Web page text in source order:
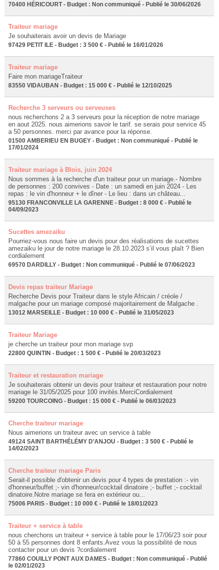
70400 HÉRICOURT - Budget : Non communiqué - Publié le 30/06/2026
Traiteur mariage
Je souhaiterais avoir un devis de Mariage
97429 PETIT ILE - Budget : 3 500 € - Publié le 16/01/2026
Traiteur mariage
Faire mon mariageTraiteur
83550 VIDAUBAN - Budget : 15 000 € - Publié le 12/10/2025
Recherche 3 serveurs ou serveuses
nous recherchons 2 a 3 serveurs pour la réception de notre mariage
en aout 2025. nous aimerions savoir le tarif. se serais pour service 45
a 50 personnes. merci par avance pour la réponse.
01500 AMBERIEU EN BUGEY - Budget : Non communiqué - Publié le
17/01/2024
Traiteur mariage à Blois, juin 2024
Nous sommes à la recherche d'un traiteur pour un mariage.- Nombre
de personnes : 200 convives - Date : un samedi en juin 2024 - Les
repas : le vin d'honneur + le dîner - Le lieu : dans un château...
95130 FRANCONVILLE LA GARENNE - Budget : 8 000 € - Publié le
04/09/2023
Sucettes amezaiku
Pourriez-vous nous faire un devis pour des réalisations de sucettes
amezaiku le jour de notre mariage le 28.10.2023 s’il vous plaît ? Bien
cordialement
69570 DARDILLY - Budget : Non communiqué - Publié le 07/06/2023
Devis repas traiteur Mariage
Recherche Devis pour Traiteur dans le style Africain / créole /
malgache pour un mariage composé majoritairement de Malgache .
13012 MARSEILLE - Budget : 10 000 € - Publié le 31/05/2023
Traiteur Mariage
je cherche un traiteur pour mon mariage svp
22800 QUINTIN - Budget : 1 500 € - Publié le 20/03/2023
Traiteur et restauration mariage
Je souhaiterais obtenir un devis pour traiteur et restauration pour notre
mariage le 31/05/2025 pour 100 invités.MerciCordialement
59200 TOURCOING - Budget : 15 000 € - Publié le 06/03/2023
Cherche traiteur mariage
Nous aimerions un traiteur avec un service à table
49124 SAINT BARTHÉLÉMY D’ANJOU - Budget : 3 500 € - Publié le
14/02/2023
Cherche traiteur mariage Paris
Serait-il possible d'obtenir un devis pour 4 types de prestation :- vin
d'honneur/buffet ;- vin d'honneur/cocktail dinatoire ;- buffet ;- cocktail
dinatoire.Notre mariage se fera en extérieur ou...
75006 PARIS - Budget : 10 000 € - Publié le 18/01/2023
Traiteur + service à table
nous cherchons un traiteur + service à table pour le 17/06/23 soir pour
50 à 55 personnes dont 8 enfants.Avez vous la possibilité de nous
contacter pour un devis ?cordialement
77860 COUILLY PONT AUX DAMES - Budget : Non communiqué - Publié
le 02/01/2023